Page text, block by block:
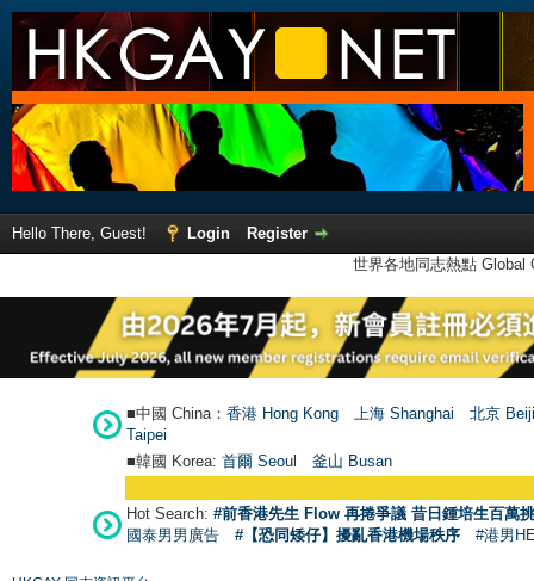
Hello There, Guest! Login
Register
世界各地同志熱點
■中國 China： 香港 Hong Kong 上海 Shanghai
北京
Taipei
■韓國 Korea: 首爾 Seoul 釜山 Busan
Hot Search: #前香港先生 Flow 再捲爭議 昔日鍾培生百萬
國泰男男廣告
#【恐同矮仔】擾亂香港機場秩序 #港男